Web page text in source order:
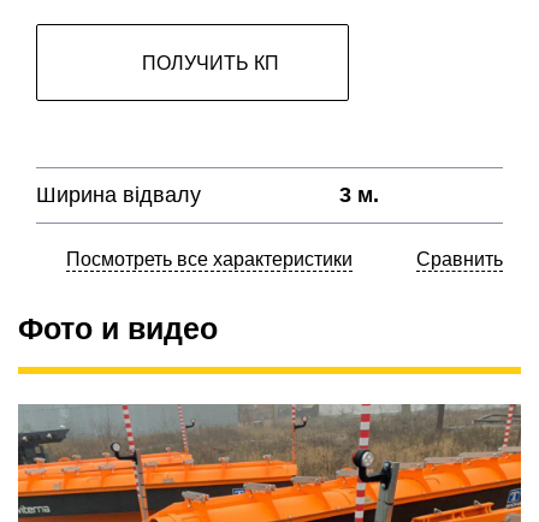
ПОЛУЧИТЬ КП
Ширина відвалу 3 м.
Посмотреть все характеристики Сравнить
Фото и видео